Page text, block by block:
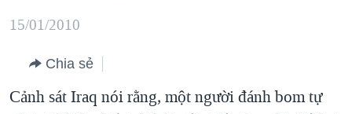
chính
hướng
THẾ GIỚI
DIỄN ĐÀN
MỤC
15/01/2010
Chia sẻ
Cảnh sát Iraq nói rằng, một người đánh bom tự